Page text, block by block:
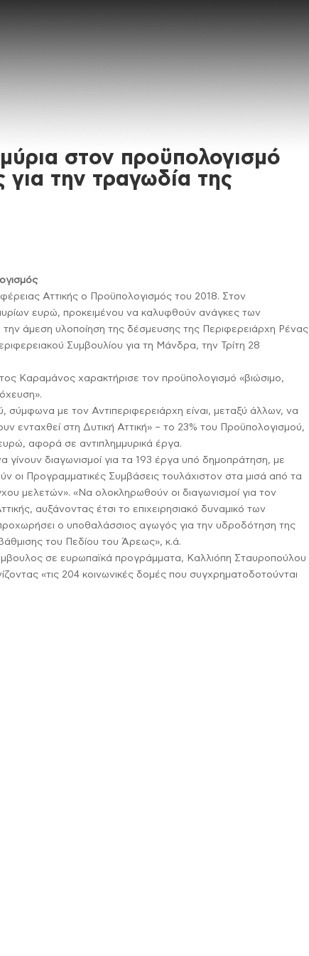
στον προϋπολογισμό
για την τραγωδία της
Αττικής ο Προϋπολογισμός του 2018. Στον
ευρώ, προκειμένου να καλυφθούν ανάγκες των
την άμεση υλοποίηση της δέσμευσης της Περιφερειάρχη Ρένας
Συμβουλίου για τη Μάνδρα, την Τρίτη 28
Καραμάνος χαρακτήρισε τον προϋπολογισμό «βιώσιμο,
σύμφωνα με τον Αντιπεριφερειάρχη είναι, μεταξύ άλλων, να
ενταχθεί στη Δυτική Αττική» – το 23% του Προϋπολογισμού,
αφορά σε αντιπλημμυρικά έργα.
γίνουν διαγωνισμοί για τα 193 έργα υπό δημοπράτηση, με
οι Προγραμματικές Συμβάσεις τουλάχιστον στα μισά από τα
μελετών». «Να ολοκληρωθούν οι διαγωνισμοί για τον
αυξάνοντας έτσι το επιχειρησιακό δυναμικό των
ο υποθαλάσσιος αγωγός για την υδροδότηση της
του Πεδίου του Άρεως», κ.ά.
σε ευρωπαϊκά προγράμματα, Καλλιόπη Σταυροπούλου
«τις 204 κοινωνικές δομές που συγχρηματοδοτούνται